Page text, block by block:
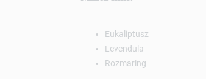
Eukaliptusz
Levendula
Rozmaring